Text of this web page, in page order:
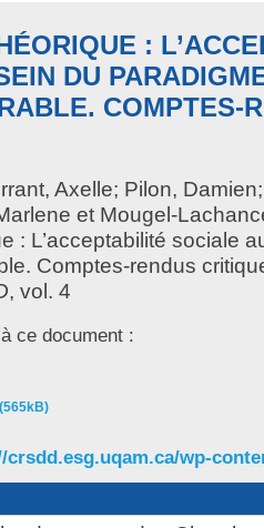
:
DU
COMPTES-
Axelle; Pilon, Damien
et Mougel-
: L’acceptabilité sociale
Comptes-rendus
, vol. 4
ce document :
crsdd.esg.uqam.ca/wp-